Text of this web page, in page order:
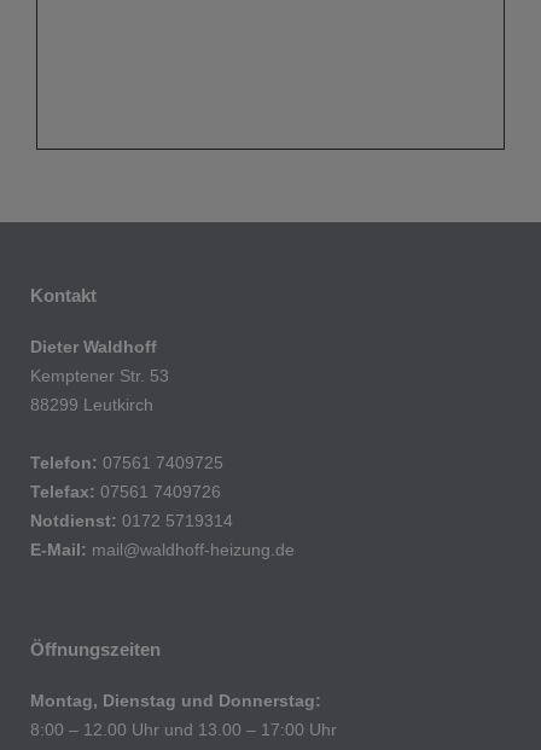
Kontakt
Dieter Waldhoff
Kemptener Str. 53
88299 Leutkirch
Telefon: 07561 7409725
Telefax: 07561 7409726
Notdienst: 0172 5719314
E-Mail: mail@waldhoff-heizung.de
Öffnungszeiten
Montag, Dienstag und Donnerstag:
8:00 – 12.00 Uhr und 13.00 – 17:00 Uhr